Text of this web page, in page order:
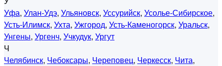
Уфа, Улан-Удэ, Ульяновск, Уссурийск, Усолье-Сибирское,
Усть-Илимск, Ухта, Ужгород, Усть-Каменогорск, Уральск,
Унгены, Ургенч, Учкудук, Ургут
Ч
Челябинск, Чебоксары, Череповец, Черкесск, Чита,